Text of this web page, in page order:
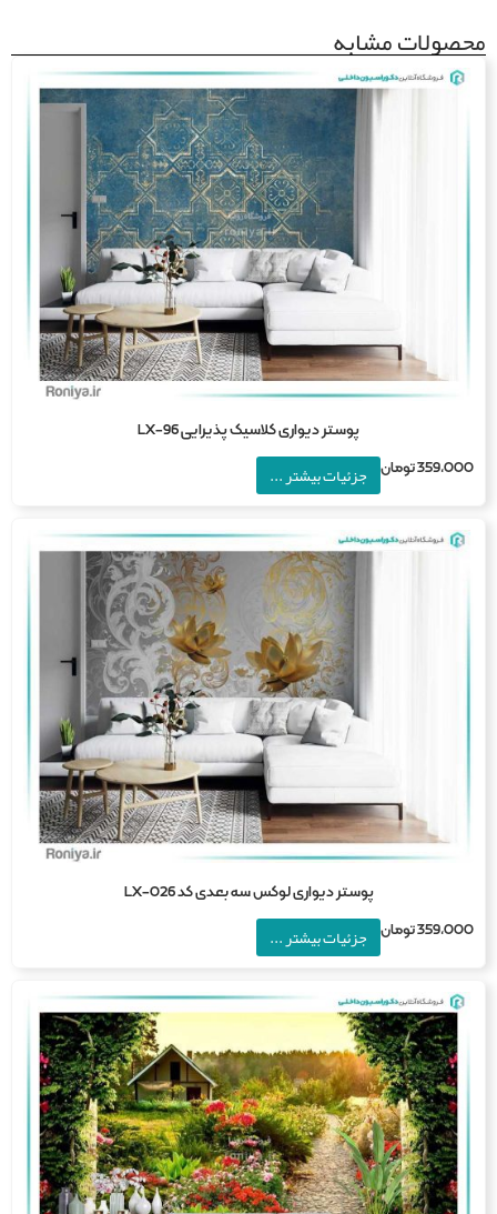
مشابه
پوستر دیواری کلاسیک پذیرایی LX-96
تومان جزئیات بیشتر ...
پوستر دیواری لوکس سه بعدی کد LX-026
تومان جزئیات بیشتر ...